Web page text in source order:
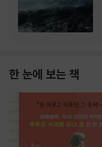
한 눈에 보는 책